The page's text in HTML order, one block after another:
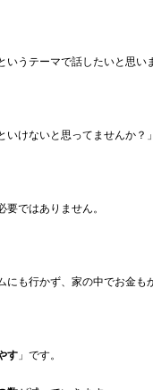
うテーマで話したいと思い
けないと思ってませんか？」
ではありません。
も行かず、家の中でお金も
す 」です。